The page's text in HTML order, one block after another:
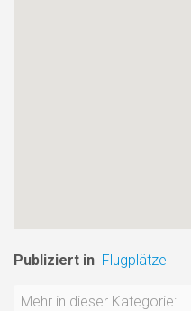
Publiziert in Flugplätze
Mehr in dieser Kategorie: